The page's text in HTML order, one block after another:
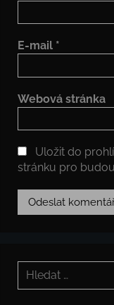
E-mail *
Webová stránka
Uložit do
stránku pro
Hledat: